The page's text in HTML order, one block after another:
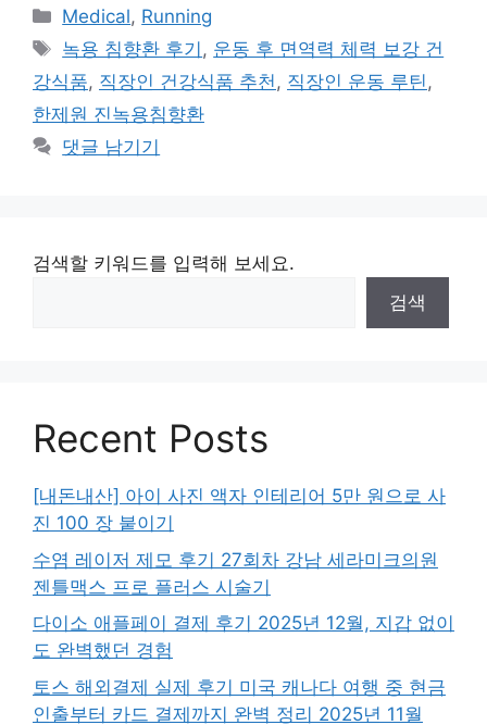
카
테
리
Medical, Running
태
그
녹용 침향환 후기 , 운동 후 면역력 체력 보강 건
강식품, 직장인 건강식품 추천, 직장인 운동 루틴,
한제원 진녹용침향환
댓글 남기기
검색할 키워드를 입력해 보세요.
검색
Recent Posts
[내돈내산] 아이 사진 액자 인테리어 5만 원으로 사
진 100 장 붙이기
수염 레이저 제모 후기 27회차 강남 세라미크의원
젠틀맥스 프로 플러스 시술기
다이소 애플페이 결제 후기 2025년 12월, 지갑 없이
도 완벽했던 경험
토스 해외결제 실제 후기 미국 캐나다 여행 중 현금
인출부터 카드 결제까지 완벽 정리 2025년 11월